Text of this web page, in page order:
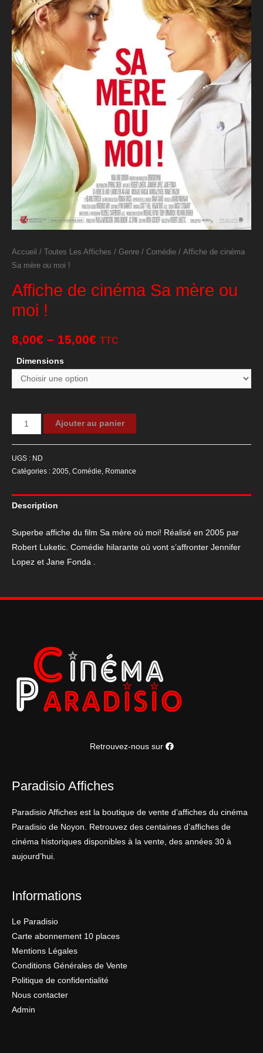
Accueil / Toutes Les Affiches / Genre / Comédie / Affiche de cinéma
Sa mère ou moi !
Affiche de cinéma Sa mère ou
moi !
8,00€ – 15,00€ TTC
Dimensions
quantité
de
Sa
mère
moi
!
Ajouter au panier
UGS : ND
Catégories : 2005, Comédie, Romance
Description
Superbe affiche du film Sa mère où moi! Réalisé en 2005 par
Robert Luketic. Comédie hilarante où vont s’affronter Jennifer
Lopez et Jane Fonda .
Retrouvez-nous sur
Paradisio Affiches
Paradisio Affiches est la boutique de vente d’affiches du cinéma
Paradisio de Noyon. Retrouvez des centaines d’affiches de
cinéma historiques disponibles à la vente, des années 30 à
aujourd’hui.
Informations
Le Paradisio
Carte abonnement 10 places
Mentions Légales
Conditions Générales de Vente
Politique de confidentialité
Nous contacter
Admin